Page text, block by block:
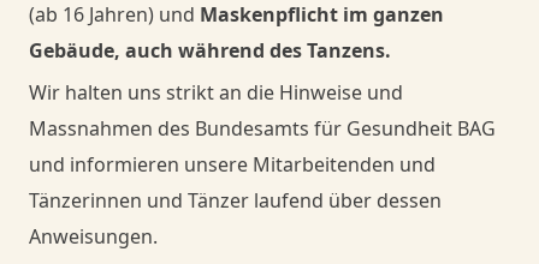
(ab 16 Jahren) und Maskenpflicht im ganzen
Gebäude, auch während des Tanzens.
Wir halten uns strikt an die Hinweise und
Massnahmen des Bundesamts für Gesundheit BAG
und informieren unsere Mitarbeitenden und
Tänzerinnen und Tänzer laufend über dessen
Anweisungen.
Member
Goodies
Shop
Danceorama Bern
Shop
Danceorama Bern
Goodies
Shop
Danceorama Bern
Member
Goodies
Shop
Danceorama Bern